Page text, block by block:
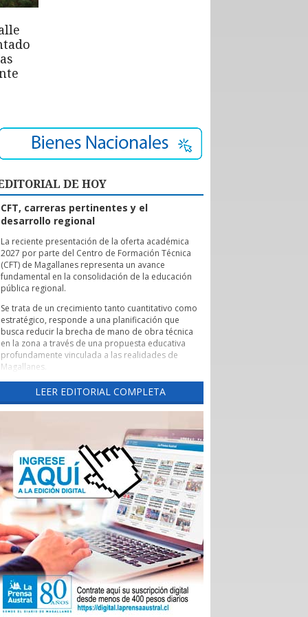
DE HOY
CFT, carreras pertinentes y el
desarrollo regional
La reciente presentación de la oferta académica
2027 por parte del Centro de Formación Técnica
(CFT) de Magallanes representa un avance
fundamental en la consolidación de la educación
pública regional.
Se trata de un crecimiento tanto cuantitativo como
estratégico, responde a una planificación que
busca reducir la brecha de mano de obra técnica
en la zona a través de una propuesta educativa
profundamente vinculada a las realidades de
Magallanes.
Evaluación de pertinencia y conexión con el sector
productivo forman parte de uno de los pilares de
esta nueva etapa. Según lo explicado por la
necesidades reales de los sectores productivos y
de servicios de la región, asegurando que los
egresados cuenten con una inserción laboral
efectiva y que la formación no derive en una
saturación del mercado, sino en una respuesta a
demandas insatisfechas. Carreras como
Instrumentación y Control de Procesos Industriales
y Logística con mención en Operaciones
Portuarias, que se impartirán tanto en la capital
regional como en Puerto Natales, son ejemplos
claros de formación técnica orientada a los
desafíos productivos actuales.
También cabe destacar la expansión territorial,
con las nuevas sedes en Punta Arenas y Puerto
Natales.
LEER EDITORIAL COMPLETA